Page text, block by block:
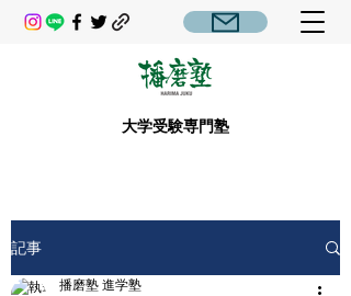
大学受験専門塾
記事
播磨塾 進学塾